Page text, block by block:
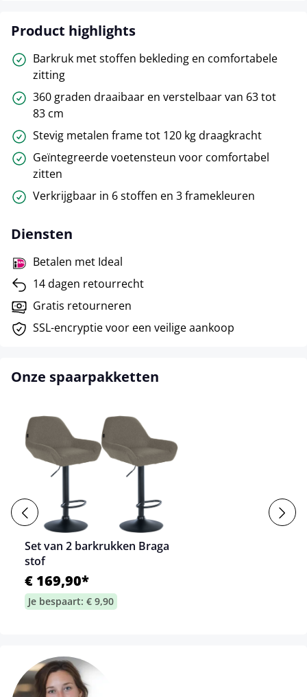
Product highlights
Barkruk met stoffen bekleding en comfortabele
zitting
360 graden draaibaar en verstelbaar van 63 tot
83 cm
Stevig metalen frame tot 120 kg draagkracht
Geïntegreerde voetensteun voor comfortabel
zitten
Verkrijgbaar in 6 stoffen en 3 framekleuren
Diensten
Betalen met Ideal
14 dagen retourrecht
Gratis retourneren
SSL-encryptie voor een veilige aankoop
Onze spaarpakketten
Set van 2 barkrukken Braga
stof
€ 169,90*
Je bespaart: € 9,90